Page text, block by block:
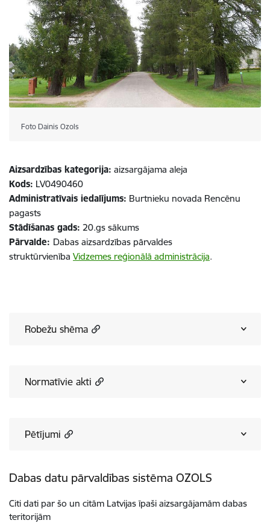
Foto Dainis Ozols
Aizsardzības kategorija: aizsargājama aleja
Kods: LV0490460
Administratīvais iedalījums: Burtnieku novada Rencēnu
pagasts
Stādīšanas gads: 20.gs sākums
Pārvalde: Dabas aizsardzības pārvaldes
struktūrvienība Vidzemes reģionālā administrācija.
Robežu shēma
Normatīvie akti
Pētījumi
Dabas datu pārvaldības sistēma OZOLS
Citi dati par šo un citām Latvijas īpaši aizsargājamām dabas
teritorijām